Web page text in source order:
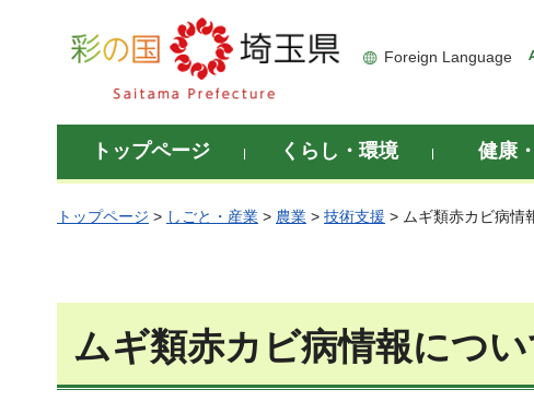
彩の国 埼玉県
Foreign Language
トップページ くらし・環境 健康
トップページ > しごと・産業 > 農業 > 技術支援 > ムギ類赤カビ病情
ムギ類赤カビ病情報につ